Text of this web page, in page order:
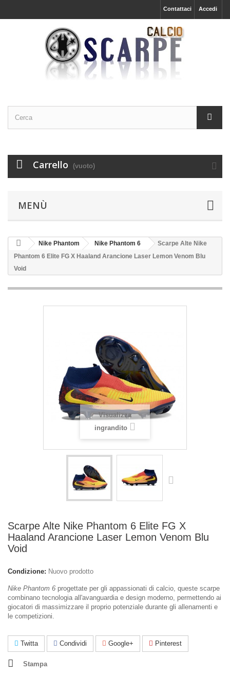
Accedi
Contattaci
Carrello (vuoto)
MENÙ
Nike Phantom Nike Phantom 6
Scarpe Alte Nike
Phantom 6 Elite FG X Haaland Arancione Laser Lemon Venom Blu
Void
Visualizza
ingrandito
Scarpe Alte Nike Phantom 6 Elite FG X
Haaland Arancione Laser Lemon Venom Blu
Void
Condizione: Nuovo prodotto
Nike Phantom 6 progettate per gli appassionati di calcio, queste scarpe
combinano tecnologia all'avanguardia e design moderno, permettendo ai
giocatori di massimizzare il proprio potenziale durante gli allenamenti e
le competizioni.
Twitta Condividi Google+ Pinterest
Stampa